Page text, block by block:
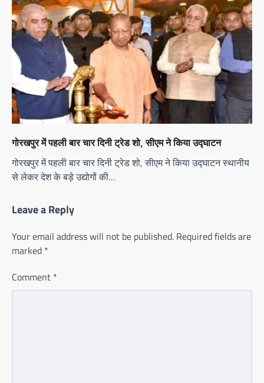
गोरखपुर में पहली बार चार दिनी ट्रेड शो, सीएम ने किया उद्घाटन
गोरखपुर में पहली बार चार दिनी ट्रेड शो, सीएम ने किया उद्घाटन स्थानीय
से लेकर देश के बड़े उद्योगों की…
Leave a Reply
Your email address will not be published. Required fields are
marked *
Comment *